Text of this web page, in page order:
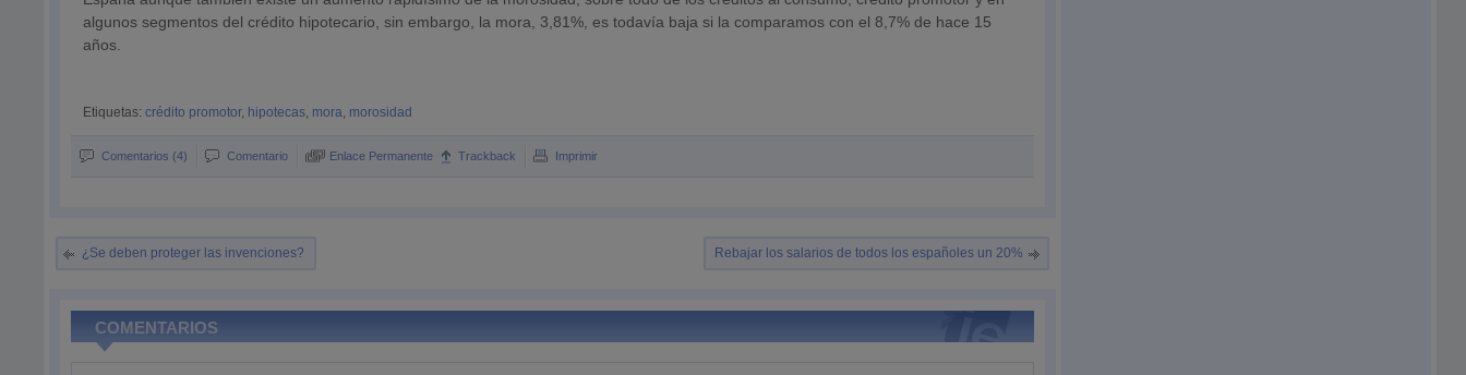
algunos segmentos del crédito hipotecario, sin embargo, la mora, 3,81%, es todavía baja si la comparamos con el 8,7% de hace 15
años.
Etiquetas:crédito promotor, hipotecas, mora, morosidad
Comentarios (4) Comentario Enlace Permanente Trackback Imprimir
¿Se deben proteger las invenciones? Rebajar los salarios de todos los españoles un 20%
COMENTARIOS